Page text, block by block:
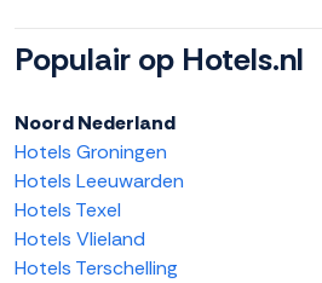
Populair op Hotels.nl
Noord Nederland
Hotels Groningen
Hotels Leeuwarden
Hotels Texel
Hotels Vlieland
Hotels Terschelling